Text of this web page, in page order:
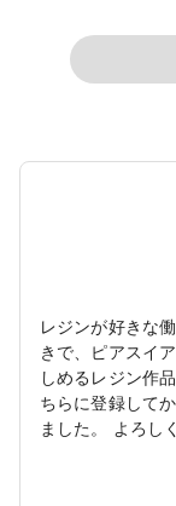
レジンが好きな
きで、ピアスイ
しめるレジン作
ちらに登録して
ました。 よろし